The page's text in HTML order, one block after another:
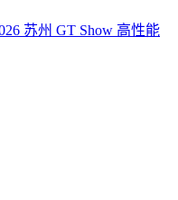
苏州 GT Show 高性能